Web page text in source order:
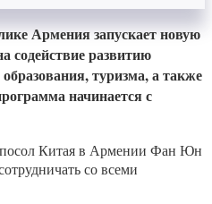
Армения запускает новую
содействие развитию
туризма, а также
начинается с
Китая в Армении Фан Юн
со всеми